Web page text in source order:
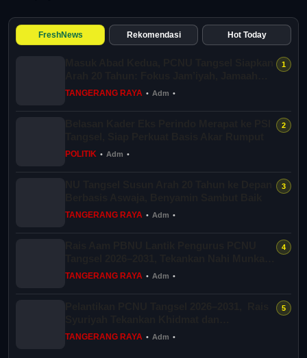
FreshNews Rekomendasi Hot Today
dan...
TANGERANG RAYA • Adm •
POLITIK • Adm •
TANGERANG RAYA • Adm •
dan D...
TANGERANG RAYA • Adm •
Persatuan...
TANGERANG RAYA • Adm •